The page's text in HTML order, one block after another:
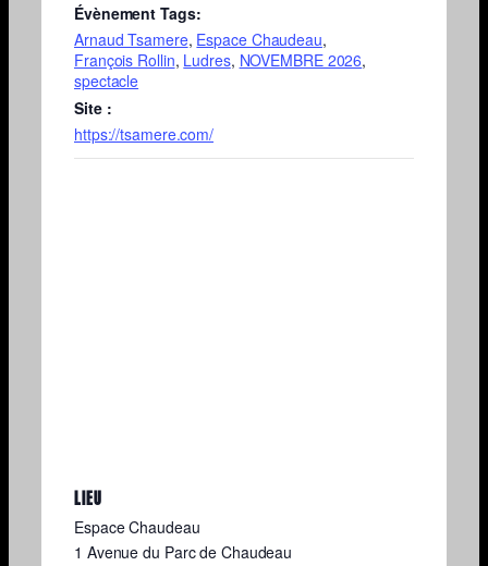
Évènement Tags:
Arnaud Tsamere, Espace Chaudeau,
François Rollin, Ludres, NOVEMBRE 2026,
spectacle
Site :
https://tsamere.com/
LIEU
Espace Chaudeau
1 Avenue du Parc de Chaudeau